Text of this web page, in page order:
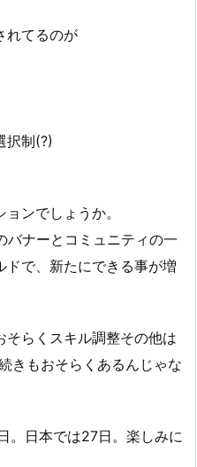
れてるのが
択制(?)
ンでしょうか。
バナーとコミュニティの一
で、新たにできる事が増
らくスキル調整その他は
きもおそらくあるんじゃな
。日本では27日。楽しみに